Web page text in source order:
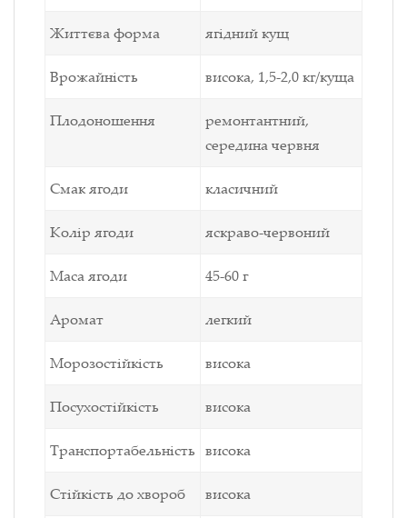
Життєва форма ягідний кущ
Врожайність висока, 1,5-2,0 кг/куща
Плодоношення
ремонтантний,
середина червня
Смак ягоди класичний
Колір ягоди яскраво-червоний
Маса ягоди 45-60 г
Аромат легкий
Морозостійкість висока
Посухостійкість висока
Транспортабельність висока
Стійкість до хвороб висока